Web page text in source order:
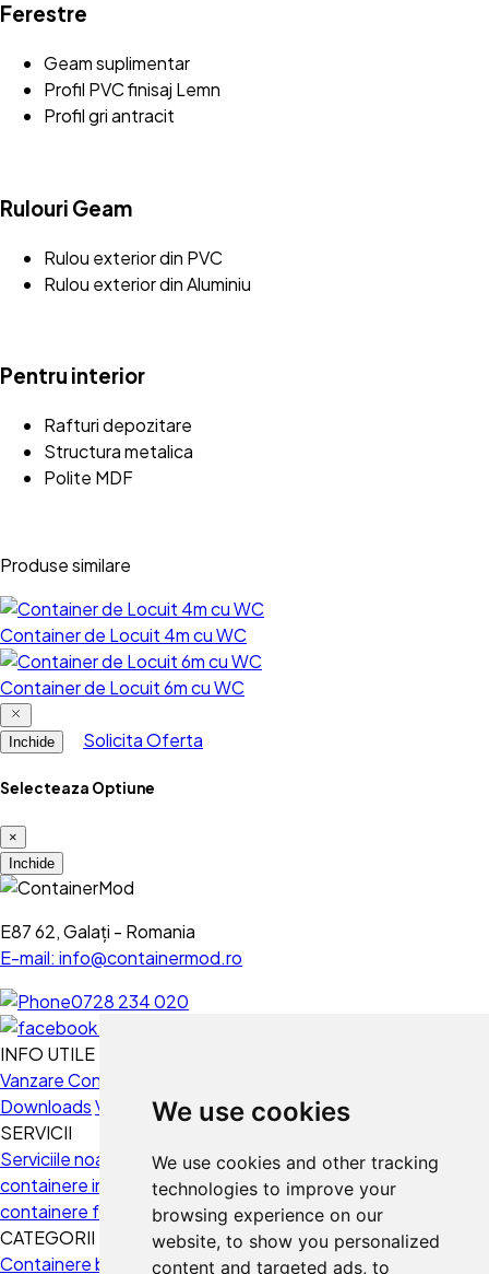
tehnologii de urmărire pentru a
îmbunătăți experiența ta de
navigare pe website-ul nostru,
pentru afișa conținut și reclame
personalizate, pentru a analiza
We use cookies
We use cookies and other tracking
technologies to improve your
browsing experience on our
website, to show you personalized
content and targeted ads, to
Ferestre
Geam suplimentar
Profil PVC finisaj Lemn
Profil gri antracit
Rulouri Geam
Rulou exterior din PVC
Rulou exterior din Aluminiu
Pentru interior
Rafturi depozitare
Structura metalica
Polite MDF
Produse similare
Container de Locuit 4m cu WC
Container de Locuit 6m cu WC
Inchide Solicita Oferta
Selecteaza Optiune
×
Inchide
E87 62, Galați - Romania
E-mail: info@containermod.ro
0728 234 020
INFO UTILE
Vanzare Containere
DownloadsVideoclipuri
SERVICII
Serviciile noastre
Proiectare 3D Montaj containereTransport
containere in EuropaSolutii finantareConsultanta
containere folosite
CATEGORII PRODUSE
Containere birou
Containere dormitorContainere